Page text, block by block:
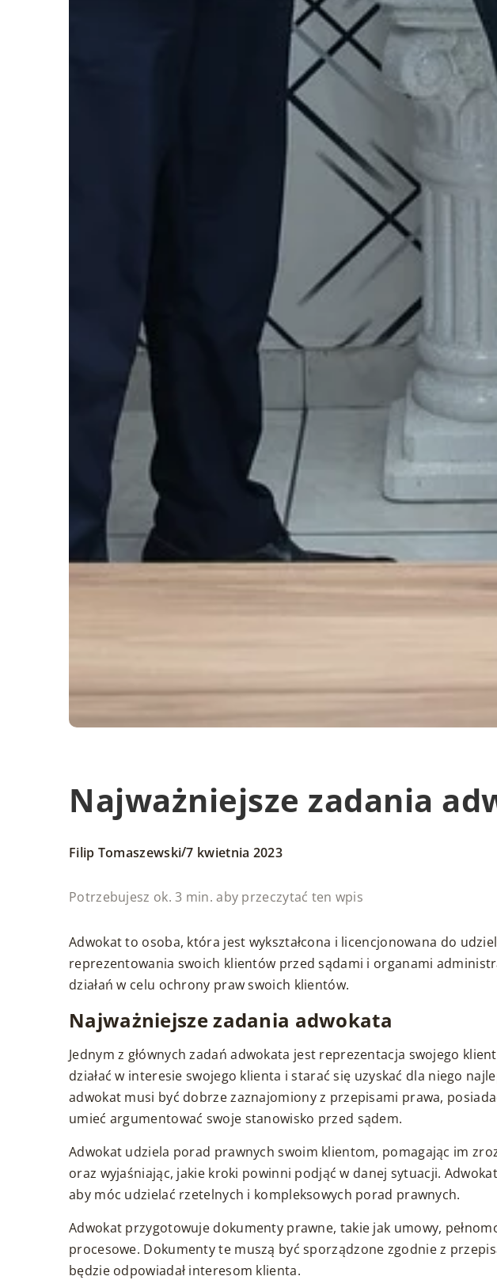
Najważniejsze zadania
Filip Tomaszewski/7 kwietnia 2023
Potrzebujesz ok. 3 min. aby przeczytać ten wpis
Adwokat to osoba, która jest wykształcona i licencjonowana do
reprezentowania swoich klientów przed sądami i organami
działań w celu ochrony praw swoich klientów.
Najważniejsze zadania adwokata
Jednym z głównych zadań adwokata jest reprezentacja swojego
działać w interesie swojego klienta i starać się uzyskać dla niego
adwokat musi być dobrze zaznajomiony z przepisami prawa,
umieć argumentować swoje stanowisko przed sądem.
Adwokat udziela porad prawnych swoim klientom, pomagając im
oraz wyjaśniając, jakie kroki powinni podjąć w danej sytuacji.
aby móc udzielać rzetelnych i kompleksowych porad prawnych.
Adwokat przygotowuje dokumenty prawne, takie jak umowy,
procesowe. Dokumenty te muszą być sporządzone zgodnie z
będzie odpowiadał interesom klienta.